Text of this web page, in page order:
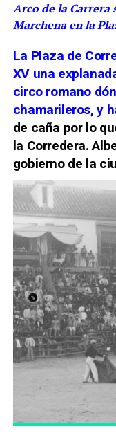
Arco de la Carrera
Marchena en la
La Plaza de
XV una
circo romano
chamarileros, y
de caña por lo
la Corredera.
gobierno de la